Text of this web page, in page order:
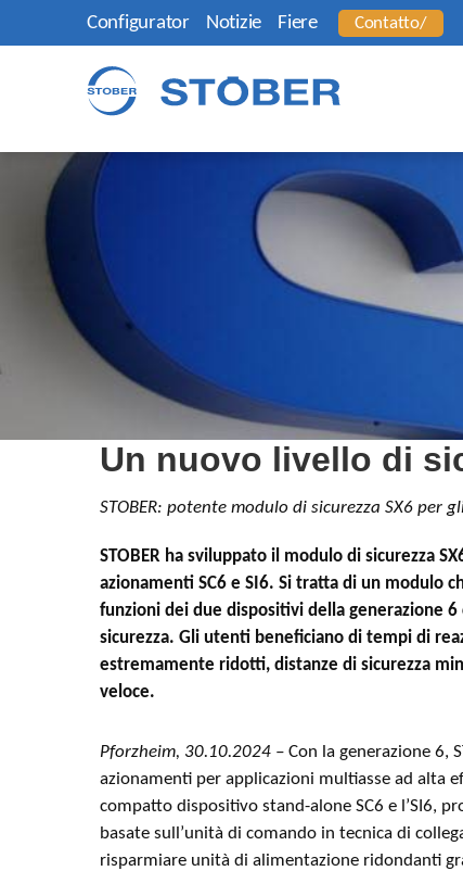
Configurator Notizie Fiere Contatto/
Un nuovo livello di
STOBER: potente modulo di sicurezza SX6 per
STOBER ha sviluppato il modulo di sicurezza
azionamenti SC6 e SI6. Si tratta di un modulo
funzioni dei due dispositivi della generazione
sicurezza. Gli utenti beneficiano di tempi di
estremamente ridotti, distanze di sicurezza
veloce.
Pforzheim, 30.10.2024 – Con la generazione 6,
azionamenti per applicazioni multiasse ad alta
compatto dispositivo stand-alone SC6 e l’SI6,
basate sull’unità di comando in tecnica di
risparmiare unità di alimentazione ridondanti